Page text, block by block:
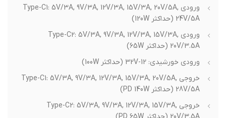
ورودی Type-C1: 5V/3A, 9V/3A, 12V/3A, 15V/3A, 20V/5A,
24V/5A (حداکثر 120W)
ورودی Type-C2: 5V/3A, 9V/3A, 12V/3A, 15V/3A,
20V/3.5A (حداکثر 65W)
ورودی خورشیدی: 12-32V (حداکثر 100W)
خروجی Type-C1: 5V/3A, 9V/3A, 12V/3A, 15V/3A, 20V/5A,
28V/5A (حداکثر PD 140W)
خروجی Type-C2: 5V/3A, 9V/3A, 12V/3A, 15V/3A,